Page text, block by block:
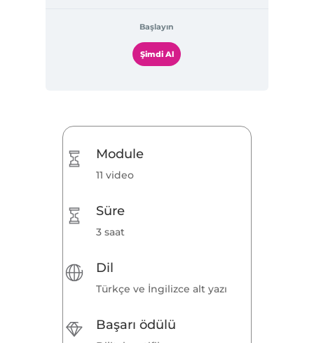
Başlayın
Şimdi Al
Module
11 video
Süre
3 saat
Dil
Türkçe ve İngilizce alt yazı
Başarı ödülü